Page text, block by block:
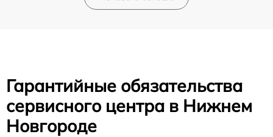
Гарантийные обязательства
сервисного центра в Нижнем
Новгороде